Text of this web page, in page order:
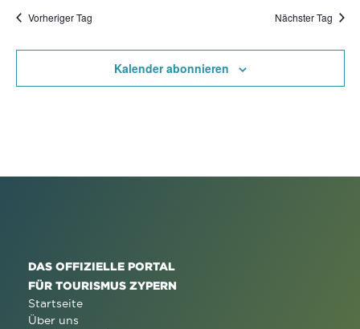
Vorheriger Tag Nächster Tag
Kalender abonnieren
DAS OFFIZIELLE PORTAL
FÜR TOURISMUS ZYPERN
Startseite
Über uns